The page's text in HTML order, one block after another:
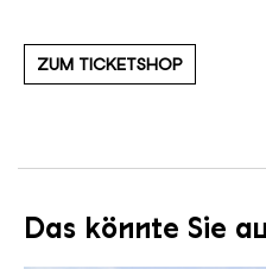
ZUM TICKETSHOP
Das könnte Sie